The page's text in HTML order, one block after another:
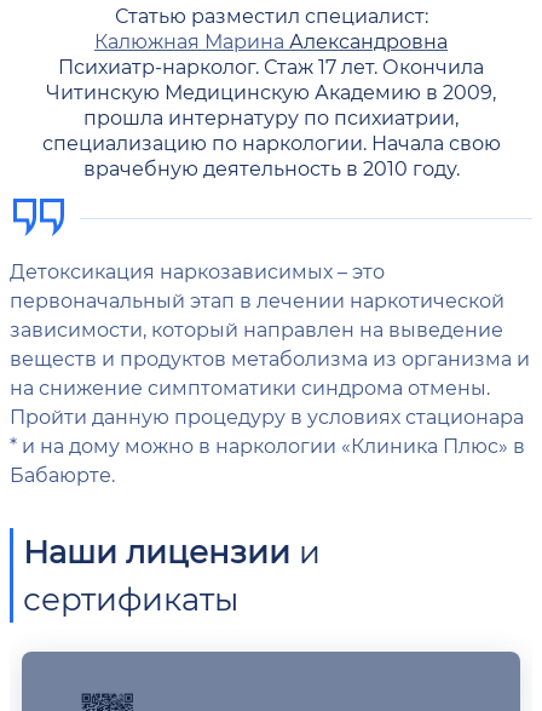
Статью разместил специалист:
Калюжная Марина Александровна
Психиатр-нарколог. Стаж 17 лет. Окончила
Читинскую Медицинскую Академию в 2009,
прошла интернатуру по психиатрии,
специализацию по наркологии. Начала свою
врачебную деятельность в 2010 году.
Детоксикация наркозависимых – это
первоначальный этап в лечении наркотической
зависимости, который направлен на выведение
веществ и продуктов метаболизма из организма и
на снижение симптоматики синдрома отмены.
Пройти данную процедуру в условиях стационара
* и на дому можно в наркологии «Клиника Плюс» в
Бабаюрте.
Наши лицензии и
сертификаты